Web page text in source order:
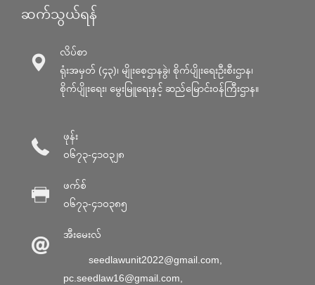
ဆက်သွယ်ရန်
လိပ်စာ
ရုံးအမှတ် (၄၃)၊ မျိုးစေ့ဌာနခွဲ၊ စိုက်ပျိုးရေးဦးစီးဌာန၊
စိုက်ပျိုးရေး၊ မွေးမြူရေးနှင့် ဆည်မြောင်း၀န်ကြီးဌာန။
ဖုန်း
၀၆၇၃-၄၁၀၃၂၈
ဖက်စ်
၀၆၇၃-၄၁၀၃၈၅
အီးမေးလ်
seedlawunit2022@gmail.com
pc.seedlaw16@gmail.com